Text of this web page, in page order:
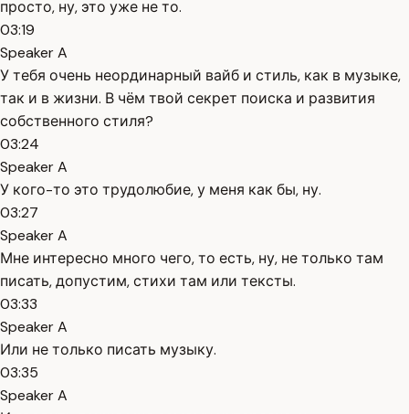
просто, ну, это уже не то.
03:19
Speaker A
У тебя очень неординарный вайб и стиль, как в музыке,
так и в жизни. В чём твой секрет поиска и развития
собственного стиля?
03:24
Speaker A
У кого-то это трудолюбие, у меня как бы, ну.
03:27
Speaker A
Мне интересно много чего, то есть, ну, не только там
писать, допустим, стихи там или тексты.
03:33
Speaker A
Или не только писать музыку.
03:35
Speaker A